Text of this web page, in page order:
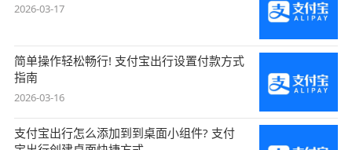
2026-03-17
简单操作轻松畅行! 支付宝出行设置付款方式
指南
2026-03-16
支付宝出行怎么添加到到桌面小组件? 支付